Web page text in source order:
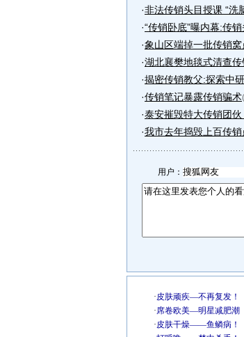
·非法传销头目授课 “洗
·“传销卧底”曝内幕:传
·象山区端掉一批传销
·湖北襄樊地毯式清查
·揭密传销教父:探索中
·传销笔记暴露传销骗术
·泰安摧毁特大传销团
·我市去年捣毁上百传
用户：